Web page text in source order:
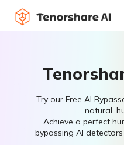
Try our Free AI
natural,
Achieve a perfect
bypassing AI